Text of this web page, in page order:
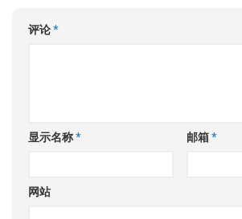
评论*
显示名称* 邮箱*
网站